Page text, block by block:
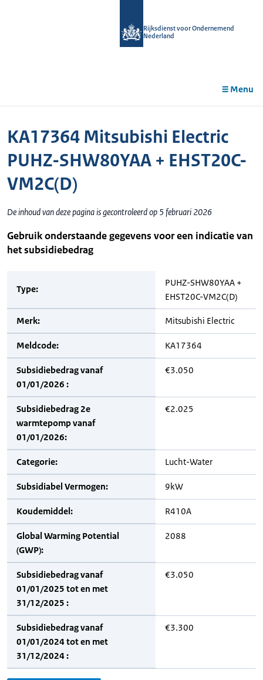
Rijksdienst voor Ondernemend
Nederland
Menu
KA17364 Mitsubishi Electric
PUHZ-SHW80YAA + EHST20C-
VM2C(D)
De inhoud van deze pagina is gecontroleerd op 5 februari 2026
Gebruik onderstaande gegevens voor een indicatie van
het subsidiebedrag
Type:
PUHZ-SHW80YAA +
EHST20C-VM2C(D)
Merk: Mitsubishi Electric
Meldcode: KA17364
Subsidiebedrag vanaf
01/01/2026 :
€3.050
Subsidiebedrag 2e
warmtepomp vanaf
01/01/2026:
€2.025
Categorie: Lucht-Water
Subsidiabel Vermogen: 9kW
Koudemiddel: R410A
Global Warming Potential
(GWP):
2088
Subsidiebedrag vanaf
01/01/2025 tot en met
31/12/2025 :
€3.050
Subsidiebedrag vanaf
01/01/2024 tot en met
31/12/2024 :
€3.300